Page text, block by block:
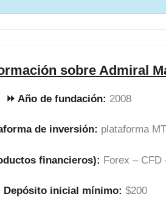
sobre Admiral
⏩ Año de fundación: 2008
de inversión: plataforma
financieros): Forex – CFD
Depósito inicial mínimo: $200